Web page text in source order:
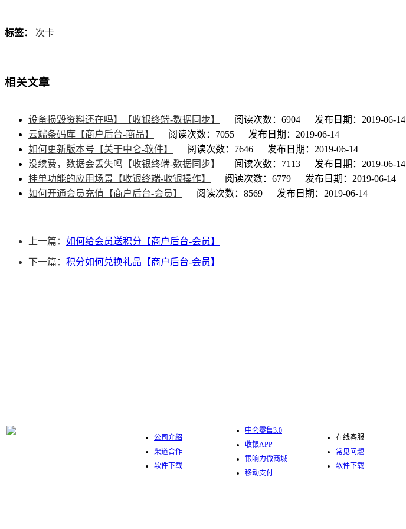
标签： 次卡
相关文章
设备损毁资料还在吗】【收银终端-数据同步】 阅读次数：6904
发布日期：2019-06-14
云端条码库【商户后台-商品】
阅读次数：7055
发布日期：2019-06-14
如何更新版本号【关于中仑-软件】
阅读次数：7646
发布日期：2019-06-14
没续费，数据会丢失吗【收银终端-数据同步】
阅读次数：7113
发布日期：2019-06-14
挂单功能的应用场景【收银终端-收银操作】
阅读次数：6779
发布日期：2019-06-14
如何开通会员充值【商户后台-会员】
阅读次数：8569 发布日期：2019-06-14
上一篇： 如何给会员送积分【商户后台-会员】
下一篇： 积分如何兑换礼品【商户后台-会员】
公司介绍
渠道合作
软件下载
中仑零售3.0
收银APP
银响力微商城
移动支付
在线客服
常见问题
软件下载